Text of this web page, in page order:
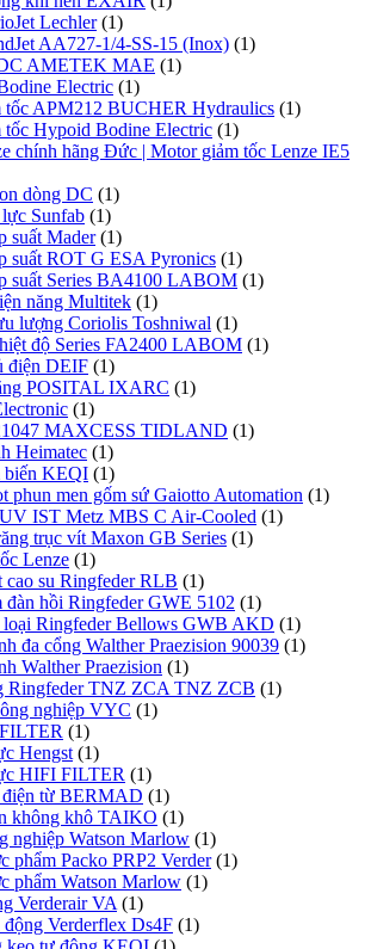
Lechler (1)
AA727-1/4-SS-15 (Inox) (1)
AMETEK MAE (1)
Electric (1)
tốc APM212 BUCHER Hydraulics (1)
Hypoid Bodine Electric (1)
chính hãng Đức | Motor giảm tốc Lenze IE5
dòng DC (1)
Sunfab (1)
suất Mader (1)
suất ROT G ESA Pyronics (1)
suất Series BA4100 LABOM (1)
năng Multitek (1)
lượng Coriolis Toshniwal (1)
độ Series FA2400 LABOM (1)
điện DEIF (1)
POSITAL IXARC (1)
(1)
MAXCESS TIDLAND (1)
Heimatec (1)
biến KEQI (1)
phun men gốm sứ Gaiotto Automation (1)
IST Metz MBS C Air-Cooled (1)
trục vít Maxon GB Series (1)
Lenze (1)
su Ringfeder RLB (1)
đàn hồi Ringfeder GWE 5102 (1)
Ringfeder Bellows GWB AKD (1)
đa cổng Walther Praezision 90039 (1)
Walther Praezision (1)
Ringfeder TNZ ZCA TNZ ZCB (1)
nghiệp VYC (1)
(1)
Hengst (1)
HIFI FILTER (1)
từ BERMAD (1)
không khô TAIKO (1)
nghiệp Watson Marlow (1)
phẩm Packo PRP2 Verder (1)
phẩm Watson Marlow (1)
Verderair VA (1)
Verderflex Ds4F (1)